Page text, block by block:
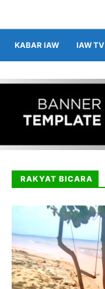
KABAR IAW IAW TV
RAKYAT BICARA